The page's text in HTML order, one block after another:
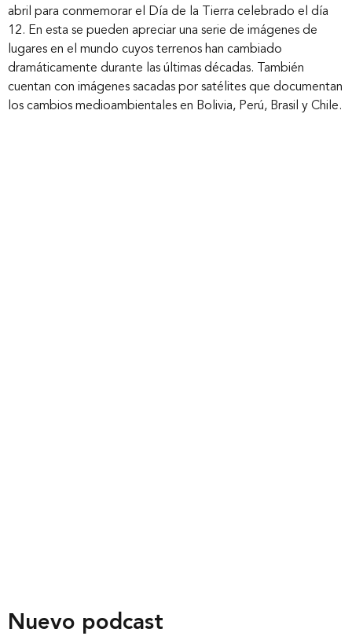
abril para conmemorar el Día de la Tierra celebrado el día
12. En esta se pueden apreciar una serie de imágenes de
lugares en el mundo cuyos terrenos han cambiado
dramáticamente durante las últimas décadas. También
cuentan con imágenes sacadas por satélites que documentan
los cambios medioambientales en Bolivia, Perú, Brasil y Chile.
Nuevo podcast